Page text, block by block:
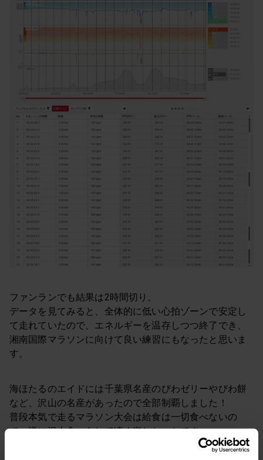
ファンランでも結果は2時間切り。
データを見てみると、全体的に低い心拍ゾーンで安定し
て走れていたので、エネルギーを温存しつつ終了でき、
湘南国際マラソンに向けて良い練習にもなったと思いま
す。
海ほたるのエイドには千葉県名産のびわゼリーやびわ餅
など、沢山の名産があったので全部制覇しました！
普段本気で走るマラソン大会は給食は一切食べないの
で、逆に沢山食べられて凄く楽しかったです。